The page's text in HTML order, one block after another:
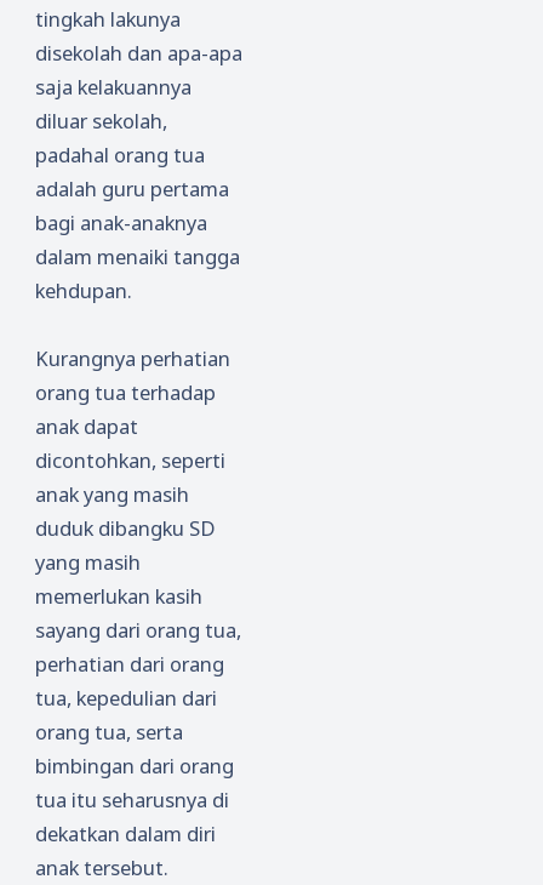
tingkah lakunya
disekolah dan apa-apa
saja kelakuannya
diluar sekolah,
padahal orang tua
adalah guru pertama
bagi anak-anaknya
dalam menaiki tangga
kehdupan.
Kurangnya perhatian
orang tua terhadap
anak dapat
dicontohkan, seperti
anak yang masih
duduk dibangku SD
yang masih
memerlukan kasih
sayang dari orang tua,
perhatian dari orang
tua, kepedulian dari
orang tua, serta
bimbingan dari orang
tua itu seharusnya di
dekatkan dalam diri
anak tersebut.